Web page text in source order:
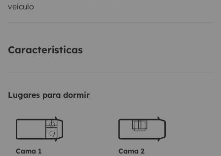
veículo
Características
Lugares para dormir
Cama 1
Cama 2